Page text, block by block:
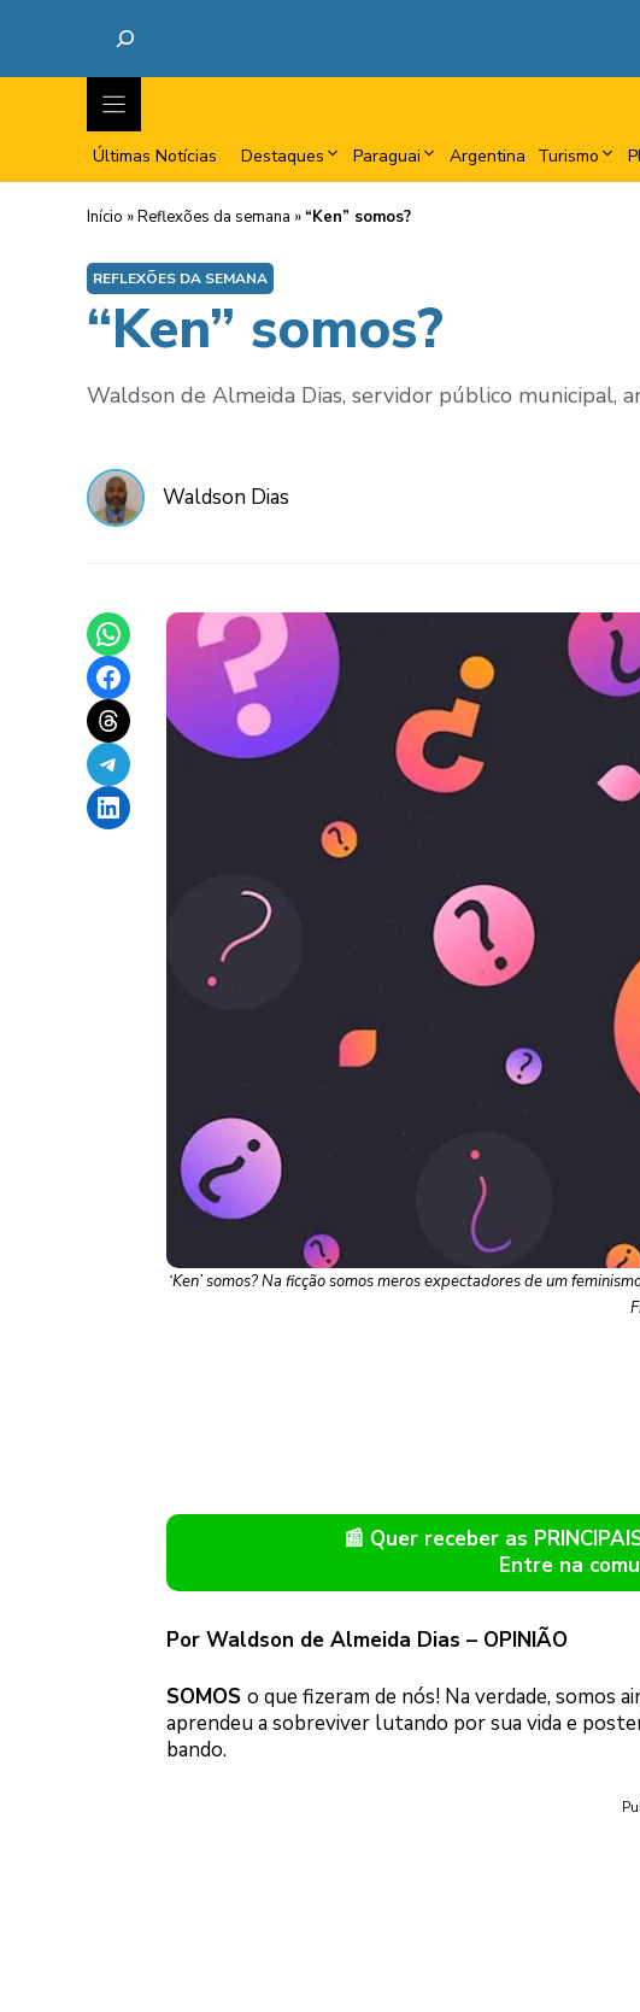
Últimas Notícias Destaques Paraguai Argentina Turismo
Início »Reflexões da semana » “Ken” somos?
REFLEXÕES DA SEMANA
“Ken” somos?
Waldson de Almeida Dias, servidor público municipal,
Waldson Dias
Share on WhatsApp
Share on Facebook
Share on Threads
Share on Telegram
Share on LinkedIn
‘Ken’ somos? Na ficção somos meros expectadores de um
📰 Quer receber as
Entre na
Por Waldson de Almeida Dias – OPINIÃO
SOMOS o que fizeram de nós! Na verdade, somos
aprendeu a sobreviver lutando por sua vida e
bando.